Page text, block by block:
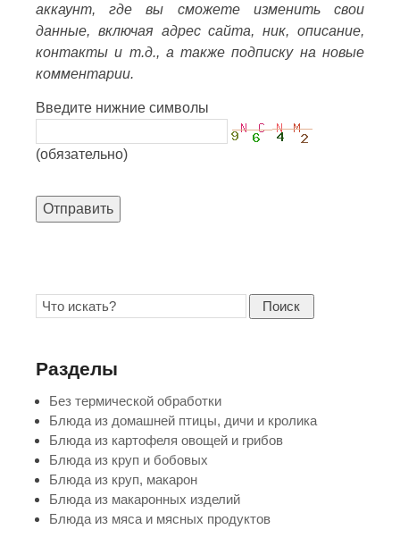
аккаунт, где вы сможете изменить свои
данные, включая адрес сайта, ник, описание,
контакты и т.д., а также подписку на новые
комментарии.
Введите нижние символы
(обязательно)
Отправить
Поиск
Разделы
Без термической обработки
Блюда из домашней птицы, дичи и кролика
Блюда из картофеля овощей и грибов
Блюда из круп и бобовых
Блюда из круп, макарон
Блюда из макаронных изделий
Блюда из мяса и мясных продуктов